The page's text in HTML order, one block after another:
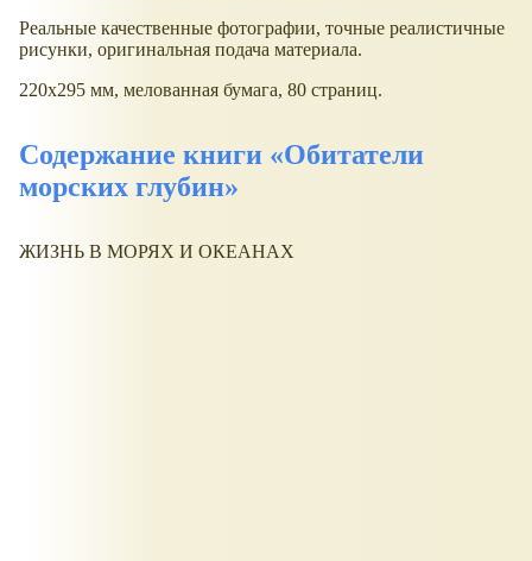
Реальные качественные фотографии, точные реалистичные
рисунки, оригинальная подача материала.
220x295 мм, мелованная бумага, 80 страниц.
Содержание книги «Обитатели
морских глубин»
ЖИЗНЬ В МОРЯХ И ОКЕАНАХ